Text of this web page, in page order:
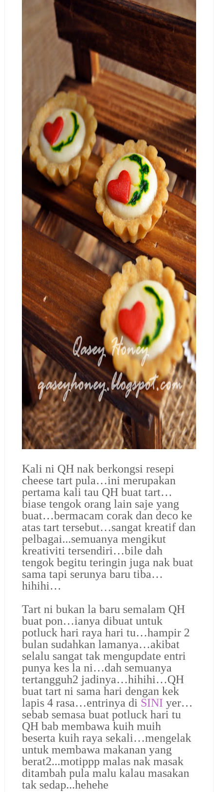
Kali ni QH nak berkongsi resepi
cheese tart pula…ini merupakan
pertama kali tau QH buat tart…
biase tengok orang lain saje yang
buat…bermacam corak dan deco ke
atas tart tersebut…sangat kreatif dan
pelbagai...semuanya mengikut
kreativiti tersendiri…bile dah
tengok begitu teringin juga nak buat
sama tapi serunya baru tiba…
hihihi…
Tart ni bukan la baru semalam QH
buat pon…ianya dibuat untuk
potluck hari raya hari tu…hampir 2
bulan sudahkan lamanya…akibat
selalu sangat tak mengupdate entri
punya kes la ni…dah semuanya
tertangguh2 jadinya…hihihi…QH
buat tart ni sama hari dengan kek
lapis 4 rasa…entrinya di SINI yer…
sebab semasa buat potluck hari tu
QH bab membawa kuih muih
beserta kuih raya sekali…mengelak
untuk membawa makanan yang
berat2...motippp malas nak masak
ditambah pula malu kalau masakan
tak sedap...hehehe